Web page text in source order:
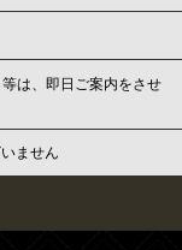
は、即日ご案内をさせ
ません